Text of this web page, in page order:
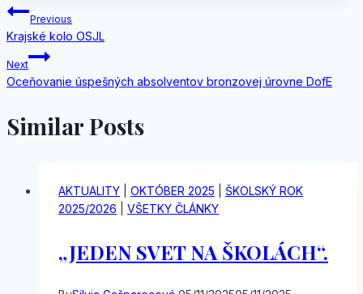
Navigácia
v
článku
Previous
Krajské kolo OSJL
Next
Oceňovanie úspešných absolventov bronzovej úrovne DofE
Similar Posts
AKTUALITY OKTÓBER 2025
ŠKOLSKÝ ROK
2025/2026
VŠETKY ČLÁNKY
„JEDEN SVET NA ŠKOLÁCH“.